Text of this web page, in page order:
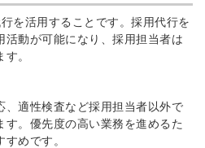
を活用することです。採用代行を
活動が可能になり、採用担当者は
。
、適性検査など採用担当者以外で
す。優先度の高い業務を進めるた
めです。